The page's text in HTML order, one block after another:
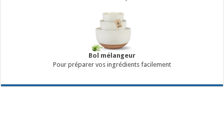
Bol mélangeur
Pour préparer vos ingrédients facilement